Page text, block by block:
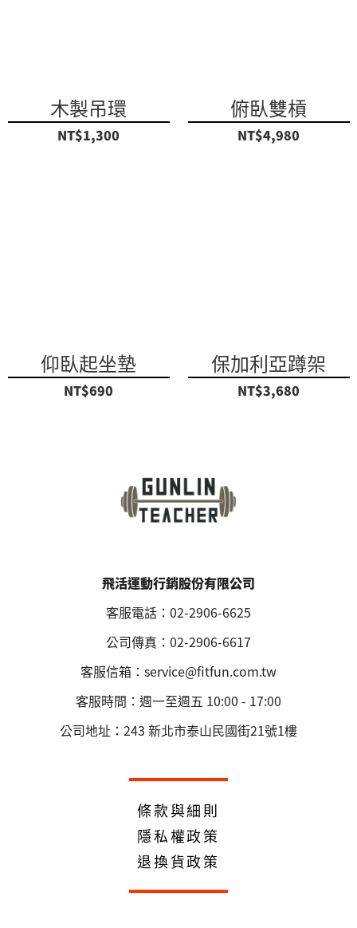
木製吊環
NT$1,300
俯臥雙槓
NT$4,980
仰臥起坐墊
NT$690
保加利亞蹲架
NT$3,680
飛活運動行銷股份有限公司
客服電話：02-2906-6625
公司傳真：02-2906-6617
客服信箱：service@fitfun.com.tw
客服時間：週一至週五 10:00 - 17:00
公司地址：243 新北市泰山民國街21號1樓
條款與細則
隱私權政策
退換貨政策